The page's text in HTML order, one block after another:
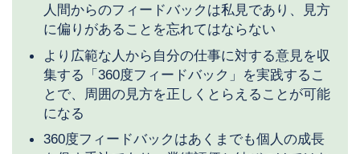
人間からのフィードバックは私見であり、見方
に偏りがあることを忘れてはならない
より広範な人から自分の仕事に対する意見を収
集する「360度フィードバック」を実践するこ
とで、周囲の見方を正しくとらえることが可能
になる
360度フィードバックはあくまでも個人の成長